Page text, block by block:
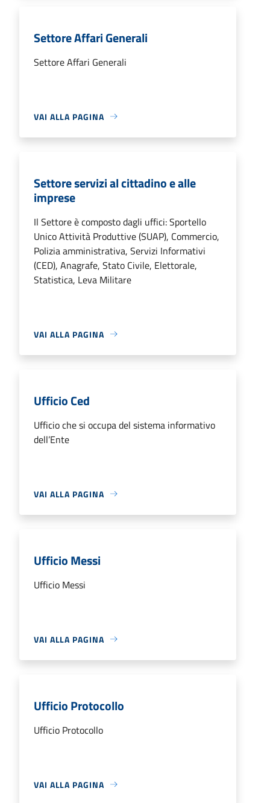
Settore Affari Generali
Settore Affari Generali
VAI ALLA PAGINA
Settore servizi al cittadino e alle
imprese
Il Settore è composto dagli uffici: Sportello
Unico Attività Produttive (SUAP), Commercio,
Polizia amministrativa, Servizi Informativi
(CED), Anagrafe, Stato Civile, Elettorale,
Statistica, Leva Militare
VAI ALLA PAGINA
Ufficio Ced
Ufficio che si occupa del sistema informativo
dell’Ente
VAI ALLA PAGINA
Ufficio Messi
Ufficio Messi
VAI ALLA PAGINA
Ufficio Protocollo
Ufficio Protocollo
VAI ALLA PAGINA